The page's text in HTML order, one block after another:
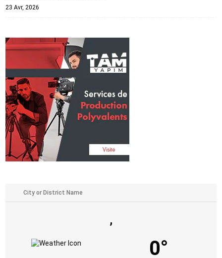
23 Avr, 2026
,
0°